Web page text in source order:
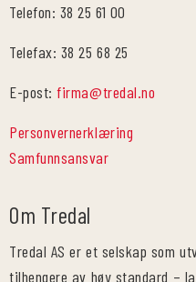
Telefon: 38 25 61 00
Telefax: 38 25 68 25
E-post:firma@tredal.no
Personvernerklæring
Samfunnsansvar
Om Tredal
Tredal AS er et selskap som
tilhengere av høy standard –